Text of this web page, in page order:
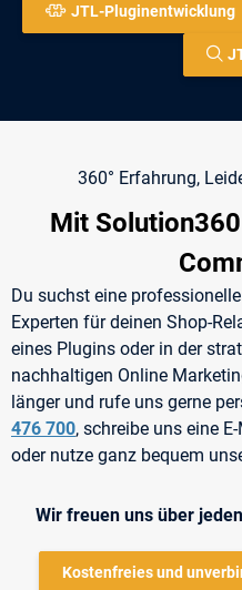
JTL-Pluginentwicklung
360° Erfahrung,
Mit
Du suchst eine
Experten für deinen Shop-
eines Plugins oder in der
nachhaltigen Online
länger und rufe uns gerne
476 700, schreibe uns eine
oder nutze ganz bequem
Wir freuen uns über
Kostenfreies und